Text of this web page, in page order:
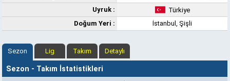
Uyruk :
Türkiye
Doğum Yeri :
İstanbul, Şişli
Sezon Lig Takım Detaylı
Sezon - Takım İstatistikleri